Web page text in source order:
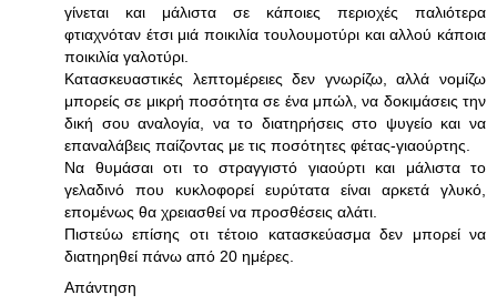
γίνεται και μάλιστα σε κάποιες περιοχές παλιότερα
φτιαχνόταν έτσι μιά ποικιλία τουλουμοτύρι και αλλού κάποια
ποικιλία γαλοτύρι.
Κατασκευαστικές λεπτομέρειες δεν γνωρίζω, αλλά νομίζω
μπορείς σε μικρή ποσότητα σε ένα μπώλ, να δοκιμάσεις την
δική σου αναλογία, να το διατηρήσεις στο ψυγείο και να
επαναλάβεις παίζοντας με τις ποσότητες φέτας-γιαούρτης.
Να θυμάσαι οτι το στραγγιστό γιαούρτι και μάλιστα το
γελαδινό που κυκλοφορεί ευρύτατα είναι αρκετά γλυκό,
επομένως θα χρειασθεί να προσθέσεις αλάτι.
Πιστεύω επίσης οτι τέτοιο κατασκεύασμα δεν μπορεί να
διατηρηθεί πάνω από 20 ημέρες.
Απάντηση